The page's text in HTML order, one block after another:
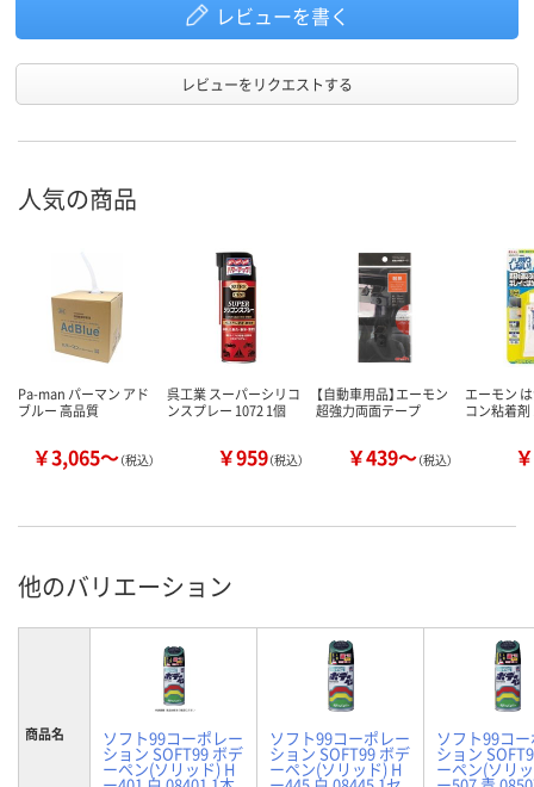
レビューを書く
レビューをリクエストする
人気の商品
Pa-man パーマン アド
ブルー 高品質
￥3,065～（税込）
呉工業 スーパーシリコ
ンスプレー 1072 1個
￥959（税込）
【自動車用品】エーモン
超強力両面テープ
￥439～（税込）
エーモン
コン粘着剤
他のバリエーション
商品名 ソフト99コーポレー
ション SOFT99 ボデ
ーペン(ソリッド) H
ソフト99コーポレー
ション SOFT99 ボデ
ーペン(ソリッド) H
ソフト99コ
ション
ーペン(ソリ